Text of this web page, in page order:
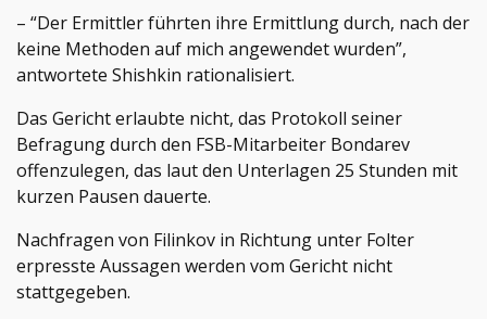
– “Der Ermittler führten ihre Ermittlung durch, nach der
keine Methoden auf mich angewendet wurden”,
antwortete Shishkin rationalisiert.
Das Gericht erlaubte nicht, das Protokoll seiner
Befragung durch den FSB-Mitarbeiter Bondarev
offenzulegen, das laut den Unterlagen 25 Stunden mit
kurzen Pausen dauerte.
Nachfragen von Filinkov in Richtung unter Folter
erpresste Aussagen werden vom Gericht nicht
stattgegeben.